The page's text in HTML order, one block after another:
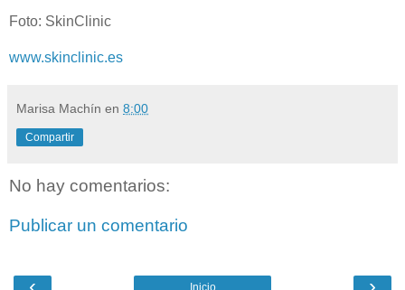
Foto: SkinClinic
www.skinclinic.es
Marisa Machín en 8:00
Compartir
No hay comentarios:
Publicar un comentario